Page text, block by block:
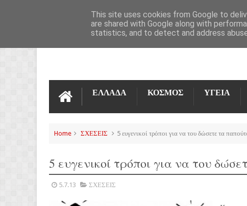
ΕΠΙΚΟΙΝΩΝΊΑ
ΕΛΛΑΔΑ ΚΟΣΜΟΣ ΥΓΕΙΑ
Home ΣΧΕΣΕΙΣ 5 ευγενικοί τρόποι για να του δώσετε τα
5 ευγενικοί τρόποι για να του
5.7.13 ΣΧΕΣΕΙΣ
This site uses cookies from Google to
are shared with Google along with
statistics, and to detect and address